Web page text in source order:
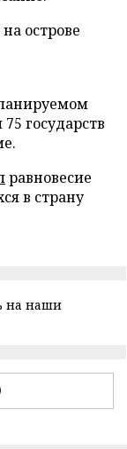
острове
государств
равновесие
в страну
на наши